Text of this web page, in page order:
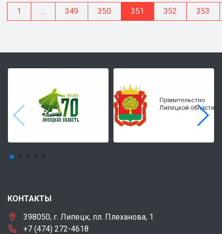
1 ... 349 350 351 352 353
КОНТАКТЫ
398050, г. Липецк, пл. Плеханова, 1
+7 (474) 272-4618